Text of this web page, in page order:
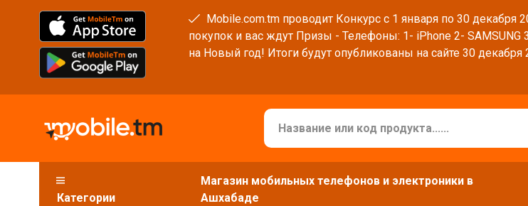
Mobile.com.tm проводит Конкурс с 1 января по 30 декабря
покупок и вас ждут Призы - Телефоны: 1- iPhone 2-
на Новый год! Итоги будут опубликованы на сайте 30 декабря
Категории
Магазин мобильных телефонов и электроники в
Ашхабаде